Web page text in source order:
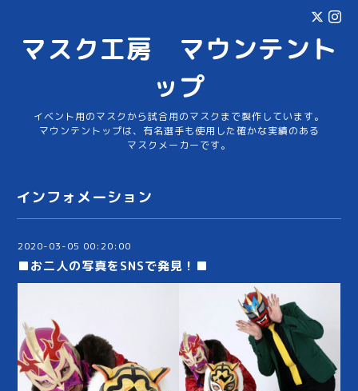
マスク工房 マウンテント
ップ
イベント用のマスクから試合用のマスクまで製作しています。
マウンテントップは、有名選手も使用した確かな実績のある
マスクメーカーです。
インフォメーション
2020-03-05 00:20:00
■お二人の写真をSNSで発見！■